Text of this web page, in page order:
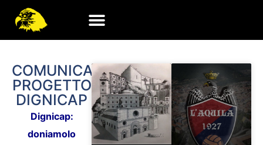
COMUNICATI
PROGETTO
DIGNICAP
Dignicap:
doniamolo